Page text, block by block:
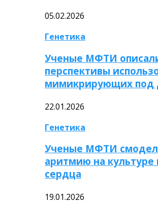
05.02.2026
Генетика
Ученые МФТИ
перспективы
мимикрирующих
22.01.2026
Генетика
Ученые МФТИ
аритмию на культуре
сердца
19.01.2026